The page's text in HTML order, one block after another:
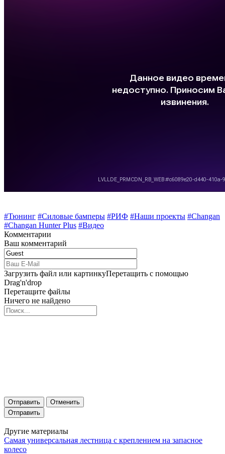
#Тюнинг #Силовые бамперы #РИФ #Наши проекты #Changan
#Changan Hunter Plus #Видео
Комментарии
Ваш комментарий
Загрузить файл или картинкуПеретащить с помощью
Drag'n'drop
Перетащите файлы
Ничего не найдено
Отправить Отменить
Другие материалы
Самая универсальная лестница с креплением на запасное
колесо